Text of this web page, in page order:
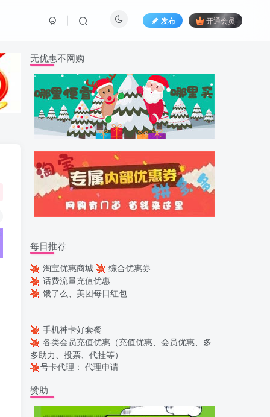
发布 开通会员
无优惠不网购
每日推荐
淘宝优惠商城
综合优惠券
话费流量充值优惠
饿了么、美团每日红包
手机神卡好套餐
各类会员充值优惠（充值优惠、会员优惠、多
多助力、投票、代挂等）
号卡代理： 代理申请
赞助